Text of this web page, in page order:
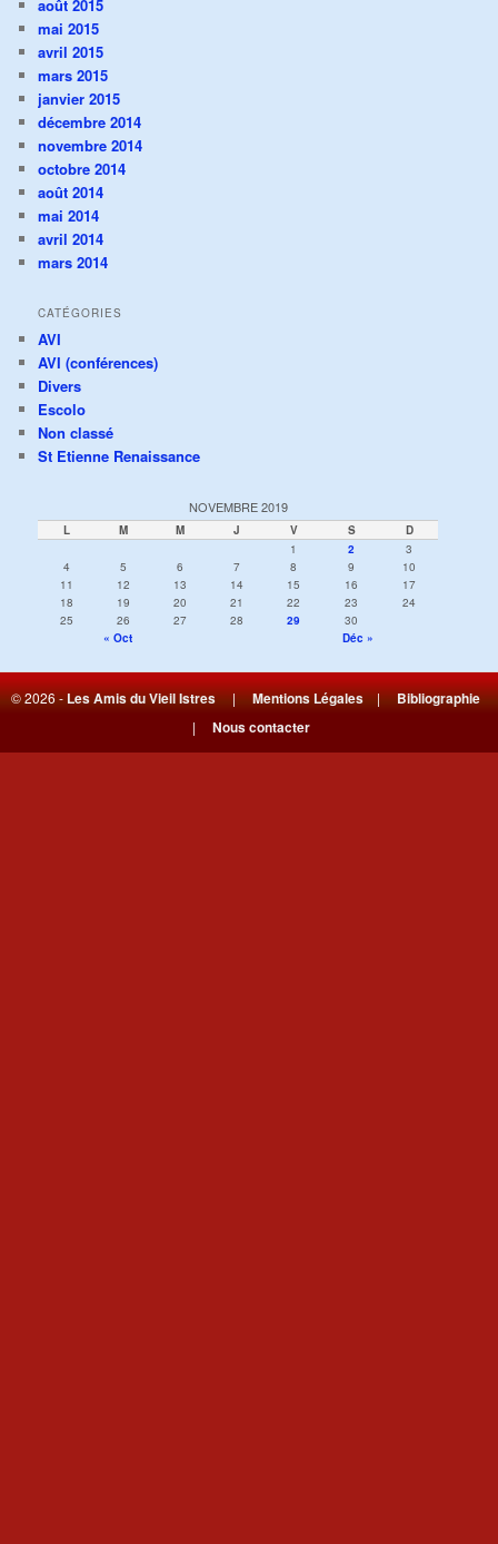
août 2015
mai 2015
avril 2015
mars 2015
janvier 2015
décembre 2014
novembre 2014
octobre 2014
août 2014
mai 2014
avril 2014
mars 2014
CATÉGORIES
AVI
AVI (conférences)
Divers
Escolo
Non classé
St Etienne Renaissance
NOVEMBRE 2019
L M M J V S
D
1
2
3
4
5 6 7 8 9
10
11
12 13 14 15 16
17
18
19 20 21 22 23
24
25
26 27 28 29
30
« Oct
Déc »
© 2026 -Les Amis du Vieil Istres|Mentions Légales|Bibliographie
| Nous contacter